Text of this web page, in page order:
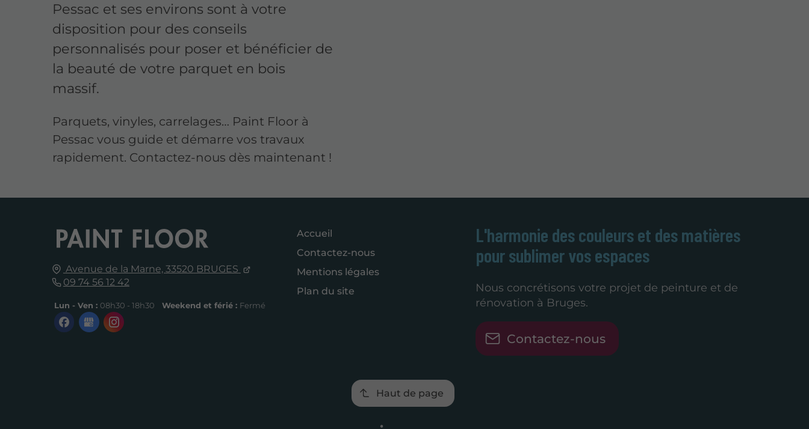
Pessac et ses environs sont à votre
disposition pour des conseils
personnalisés pour poser et bénéficier de
la beauté de votre parquet en bois
massif.
Parquets, vinyles, carrelages… Paint Floor à
Pessac vous guide et démarre vos travaux
rapidement. Contactez-nous dès maintenant !
Avenue de la Marne, 33520 BRUGES
09 74 56 12 42
Lun - Ven : 08h30 - 18h30 Weekend et férié : Fermé
Accueil
Contactez-nous
Mentions légales
Plan du site
L'harmonie des couleurs et des matières
pour sublimer vos espaces
Nous concrétisons votre projet de peinture et de
rénovation à Bruges.
Contactez-nous
Haut de page